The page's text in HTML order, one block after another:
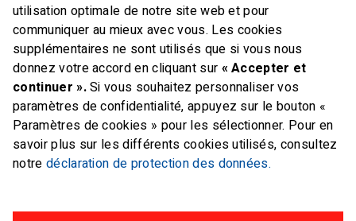
team.ch
FOLLOW US ON
Twitter FacebookInstagram
utilisation optimale de notre site web et pour
communiquer au mieux avec vous. Les cookies
supplémentaires ne sont utilisés que si vous nous
donnez votre accord en cliquant sur « Accepter et
continuer ».Si vous souhaitez personnaliser vos
paramètres de confidentialité, appuyez sur le bouton «
Paramètres de cookies » pour les sélectionner. Pour en
savoir plus sur les différents cookies utilisés, consultez
notre déclaration de protection des données.